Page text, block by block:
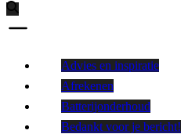
Advies en inspiratie
Afrekenen
Batterijonderhoud
Bedankt voor je bericht!